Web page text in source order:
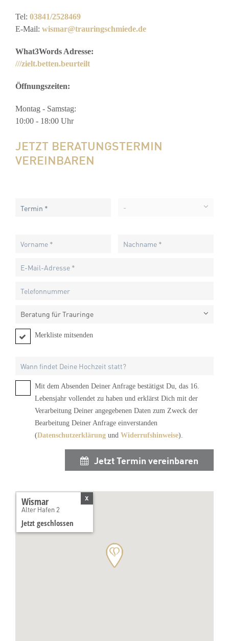
Tel: 03841/2528469
E-Mail: wismar@trauringschmiede.de
What3Words Adresse:
///zielt.betten.beurteilt
Öffnungszeiten:
Montag - Samstag:
10:00 - 18:00 Uhr
JETZT BERATUNGSTERMIN
VEREINBAREN
Termin * -
Beratung für Trauringe
Merkliste mitsenden
Mit dem Absenden Deiner Anfrage bestätigst Du, das 16.
Lebensjahr vollendet zu haben und erklärst Dich mit der
Verarbeitung Deiner angegebenen Daten zum Zweck der
Bearbeitung Deiner Anfrage einverstanden
(Datenschutzerklärung und Widerrufshinweise).
Jetzt Termin vereinbaren
x
Wismar
Alter Hafen 2
Jetzt geschlossen